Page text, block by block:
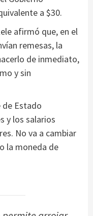
a $30.
afirmó que, en el
remesas, la
de inmediato,
y sin
Estado
y los salarios
No va a cambiar
la moneda de